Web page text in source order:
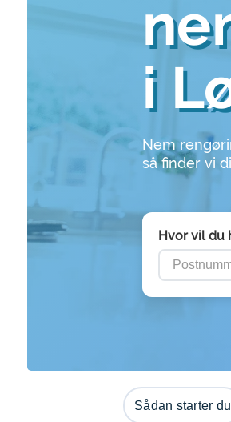
i
Nem
så finder vi
Hvor vil du
Sådan starter du